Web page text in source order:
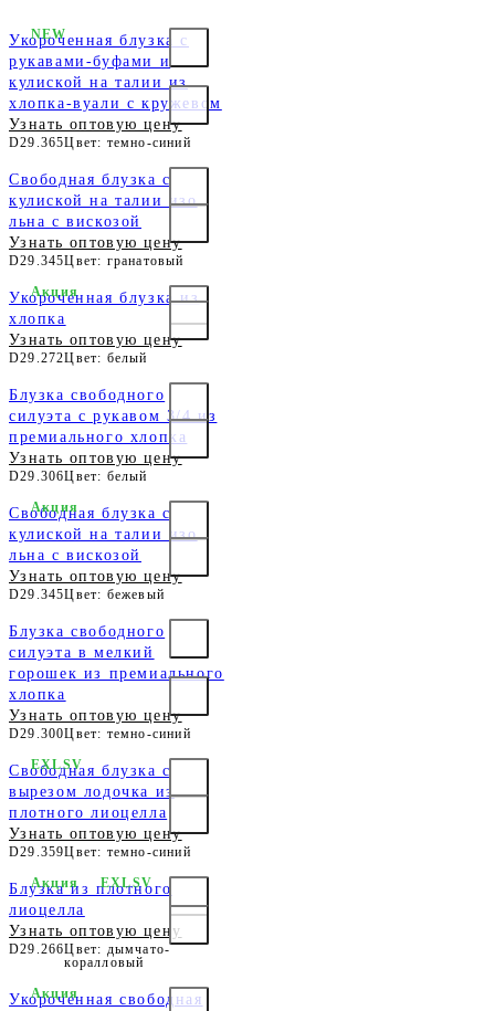
Укороченная блузка с
рукавами-буфами и
кулиской на талии из
хлопка-вуали с кружевом
Узнать оптовую цену
D29.365Цвет: темно-синий
NEW
Свободная блузка с
кулиской на талии изо
льна с вискозой
Узнать оптовую цену
D29.345Цвет: гранатовый
Укороченная блузка из
хлопка
Узнать оптовую цену
D29.272Цвет: белый
Акция
Блузка свободного
силуэта с рукавом 3/4 из
премиального хлопка
Узнать оптовую цену
D29.306Цвет: белый
Свободная блузка с
кулиской на талии изо
льна с вискозой
Узнать оптовую цену
D29.345Цвет: бежевый
Акция
Блузка свободного
силуэта в мелкий
горошек из премиального
хлопка
Узнать оптовую цену
D29.300Цвет: темно-синий
Свободная блузка с
вырезом лодочка из
плотного лиоцелла
Узнать оптовую цену
D29.359Цвет: темно-синий
EXLSV
Блузка из плотного
лиоцелла
Узнать оптовую цену
D29.266Цвет: дымчато-
коралловый
Акция EXLSV
Укороченная свободная
Акция